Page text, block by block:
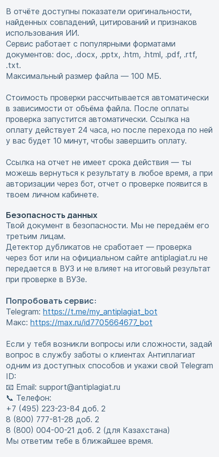
В отчёте доступны показатели оригинальности,
найденных совпадений, цитирований и признаков
использования ИИ.
Сервис работает с популярными форматами
документов: doc, .docx, .pptx, .htm, .html, .pdf, .rtf,
.txt.
Максимальный размер файла — 100 МБ.
Стоимость проверки рассчитывается автоматически
в зависимости от объёма файла. После оплаты
проверка запустится автоматически. Ссылка на
оплату действует 24 часа, но после перехода по ней
у вас будет 10 минут, чтобы завершить оплату.
Ссылка на отчет не имеет срока действия — ты
можешь вернуться к результату в любое время, а при
авторизации через бот, отчет о проверке появится в
твоем личном кабинете.
Безопасность данных
Твой документ в безопасности. Мы не передаём его
третьим лицам.
Детектор дубликатов не сработает — проверка
через бот или на официальном сайте antiplagiat.ru не
передается в ВУЗ и не влияет на итоговый результат
при проверке в ВУЗе.
Попробовать сервис:
Telegram: https://t.me/my_antiplagiat_bot
Макс: https://max.ru/id7705664677_bot
Если у тебя возникли вопросы или сложности, задай
вопрос в службу заботы о клиентах Антиплагиат
одним из доступных способов и укажи свой Telegram
ID:
📧 Email: support@antiplagiat.ru
📞 Телефон:
+7 (495) 223-23-84 доб. 2
8 (800) 777-81-28 доб. 2
8 (800) 004-00-21 доб. 2 (для Казахстана)
Мы ответим тебе в ближайшее время.